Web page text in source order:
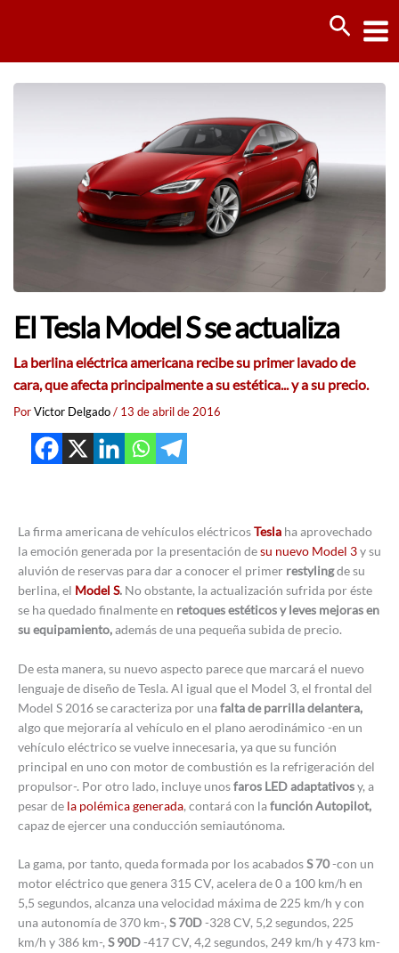
El Tesla Model S se actualiza
La berlina eléctrica americana recibe su primer lavado de
cara, que afecta principalmente a su estética... y a su precio.
PorVictor Delgado/ 13 de abril de 2016
La firma americana de vehículos eléctricosTesla ha aprovechado
la emoción generada por la presentación desu nuevo Model 3y su
aluvión de reservas para dar a conocer el primer restylingde su
berlina, el Model S. No obstante, la actualización sufrida por éste
se ha quedado finalmente en retoques estéticos y leves mejoras en
su equipamiento,además de una pequeña subida de precio.
De esta manera, su nuevo aspecto parece que marcará el nuevo
lenguaje de diseño de Tesla. Al igual que el Model 3, el frontal del
Model S 2016 se caracteriza por unafalta de parrilla delantera,
algo que mejoraría al vehículo en el plano aerodinámico -en un
vehículo eléctrico se vuelve innecesaria, ya que su función
principal en uno con motor de combustión es la refrigeración del
propulsor-. Por otro lado, incluye unosfaros LED adaptativosy, a
pesar de la polémica generada, contará con lafunción Autopilot,
capaz de ejercer una conducción semiautónoma.
La gama, por tanto, queda formada por los acabadosS 70-con un
motor eléctrico que genera 315 CV, acelera de 0 a 100 km/h en
5,5 segundos, alcanza una velocidad máxima de 225 km/h y con
una autonomía de 370 km-,S 70D-328 CV, 5,2 segundos, 225
km/h y 386 km-,S 90D-417 CV, 4,2 segundos, 249 km/h y 473 km-